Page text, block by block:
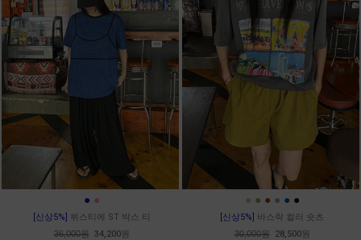
● ●
[신상5%] 뷔스티에 ST 박스 티
36,000원 34,200원
● ● ● ● ● ●
[신상5%] 바스락 컬러 숏츠
30,000원 28,500원